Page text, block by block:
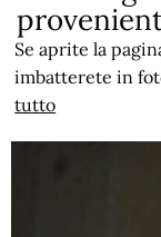
Se aprite la
imbatterete in
tutto